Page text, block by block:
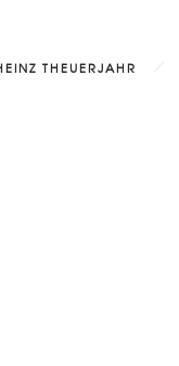
THEUERJAHR